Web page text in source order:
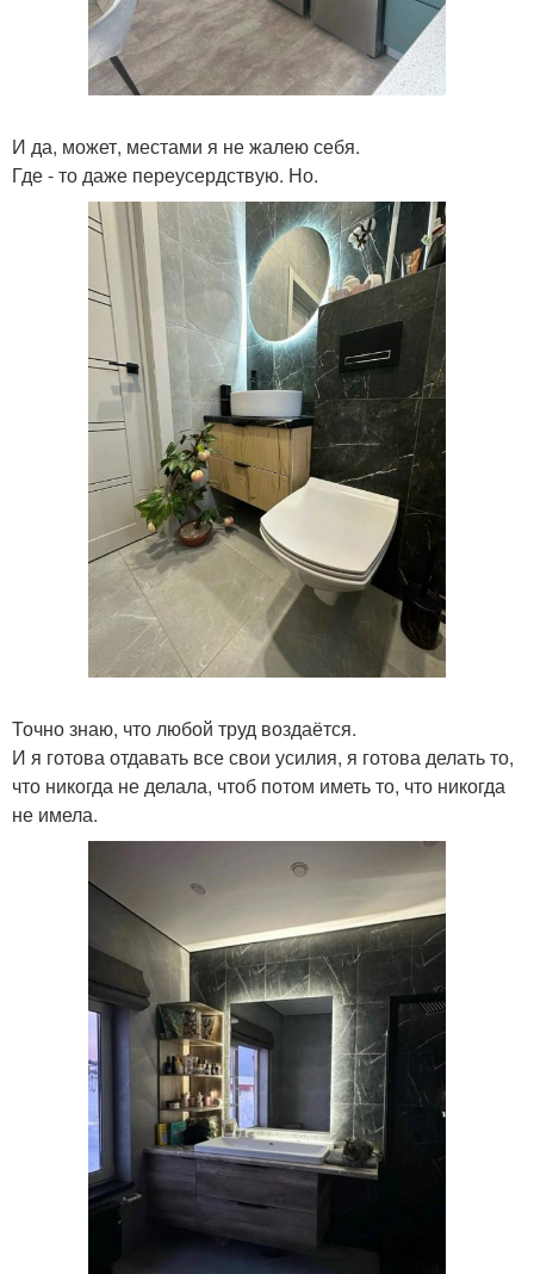
И да, может, местами я не жалею себя.
Где - то даже переусердствую. Но.
Точно знаю, что любой труд воздаётся.
И я готова отдавать все свои усилия, я готова делать то,
что никогда не делала, чтоб потом иметь то, что никогда
не имела.